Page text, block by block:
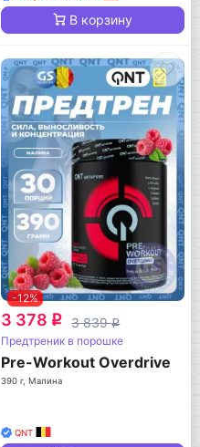
В корзину
-12%
3 378 q 3 839q
Предтреник в порошке
Pre-Workout Overdrive
390 г, Малина
QNT